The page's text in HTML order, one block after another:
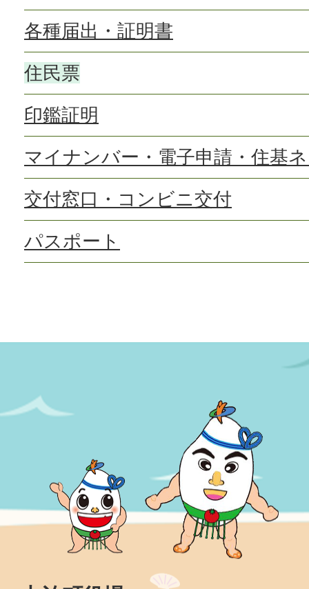
各種届出・証明書
住民票
印鑑証明
マイナンバー・電子申請・住基
交付窓口・コンビニ交付
パスポート